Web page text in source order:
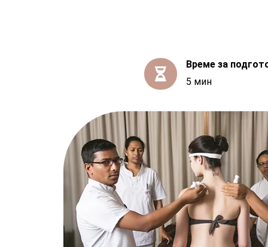

Време за
5 мин